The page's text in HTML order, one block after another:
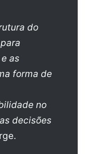
do
as
forma de
no
decisões